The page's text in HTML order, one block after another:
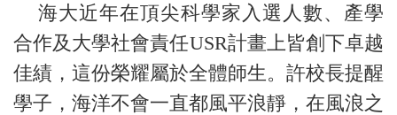
海大近年在頂尖科學家入選人數、產學
合作及大學社會責任USR計畫上皆創下卓越
佳績，這份榮耀屬於全體師生。許校長提醒
學子，海洋不會一直都風平浪靜，在風浪之